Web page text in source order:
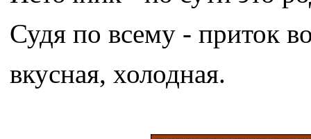
Судя по всему - приток
вкусная, холодная.